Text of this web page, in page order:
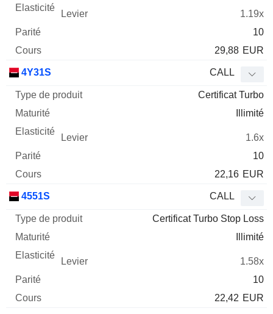
1.19x
10
29,88 EUR
4Y31S CALL
Certificat Turbo
Illimité
1.6x
10
22,16 EUR
4551S CALL
Certificat Turbo Stop Loss
Illimité
1.58x
10
22,42 EUR